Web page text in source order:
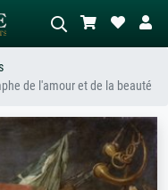
la scène – ex. prairie verte,
avec beaucoup de rouge,
sombre, nu debout près d'un
arbre.
de l'amour et de la beauté